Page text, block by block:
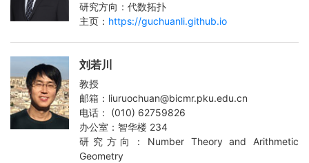
研究方向：代数拓扑
主页： https://guchuanli.github.io
刘若川
教授
邮箱：liuruochuan@bicmr.pku.edu.cn
电话： (010) 62759826
办公室：智华楼 234
研究方向：Number Theory and Arithmetic
Geometry